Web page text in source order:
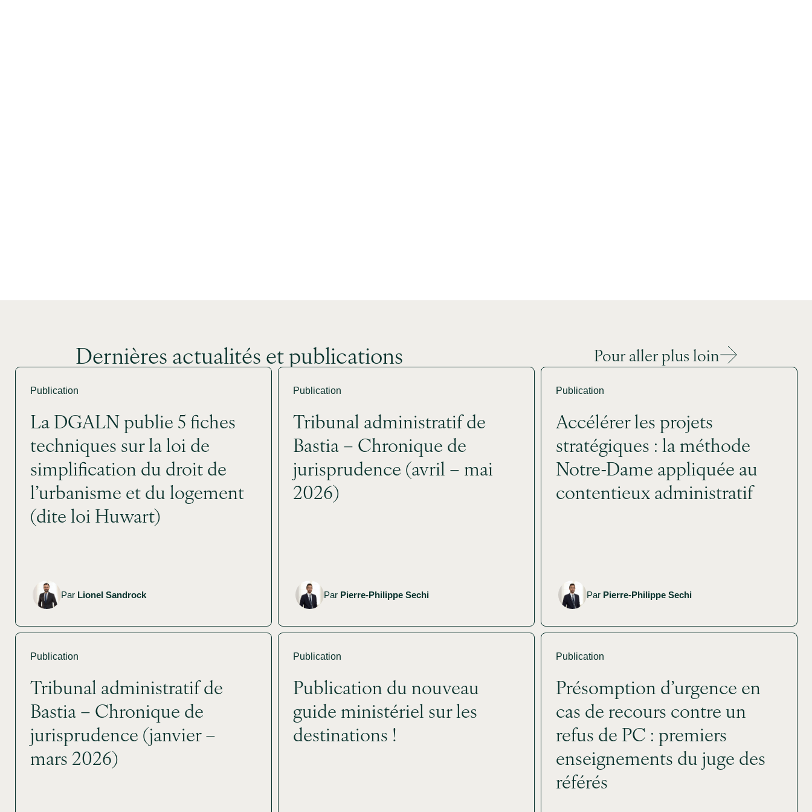
Dernières actualités et publications Pour aller plus loin
Publication
La DGALN publie 5 fiches
techniques sur la loi de
simplification du droit de
l’urbanisme et du logement
(dite loi Huwart)
Par Lionel Sandrock
Publication
Tribunal administratif de
Bastia – Chronique de
jurisprudence (avril – mai
2026)
Par Pierre-Philippe Sechi
Publication
Accélérer les projets
stratégiques : la méthode
Notre-Dame appliquée au
contentieux administratif
Par Pierre-Philippe Sechi
Publication
Tribunal administratif de
Bastia – Chronique de
jurisprudence (janvier –
mars 2026)
Publication
Publication du nouveau
guide ministériel sur les
destinations !
Publication
Présomption d’urgence en
cas de recours contre un
refus de PC : premiers
enseignements du juge des
référés